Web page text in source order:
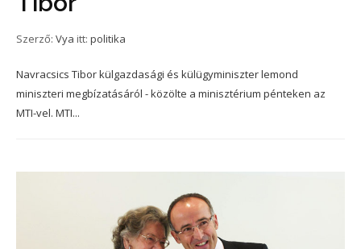
Szerző: Vya itt: politika
Navracsics Tibor külgazdasági és külügyminiszter lemond
miniszteri megbízatásáról - közölte a minisztérium pénteken az
MTI-vel. MTI...